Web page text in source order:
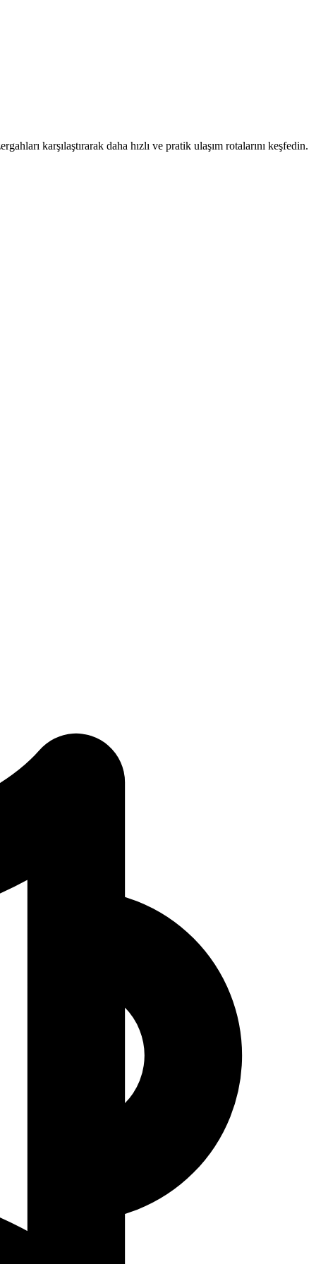
karşılaştırarak daha hızlı ve pratik ulaşım rotalarını keşfedin.